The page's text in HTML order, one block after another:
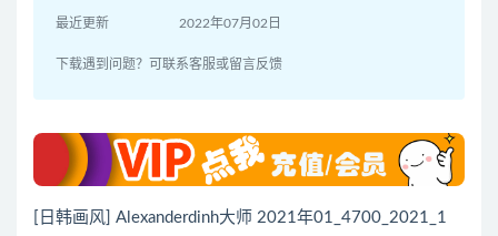
最近更新 2022年07月02日
下载遇到问题？可联系客服或留言反馈
[日韩画风] Alexanderdinh大师 2021年01_4700_2021_1